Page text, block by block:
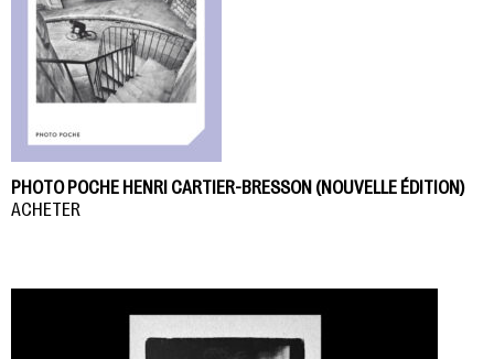
PHOTO POCHE HENRI CARTIER-BRESSON (NOUVELLE ÉDITION)
ACHETER